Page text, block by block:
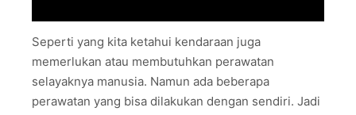
Seperti yang kita ketahui kendaraan juga
memerlukan atau membutuhkan perawatan
selayaknya manusia. Namun ada beberapa
perawatan yang bisa dilakukan dengan sendiri. Jadi